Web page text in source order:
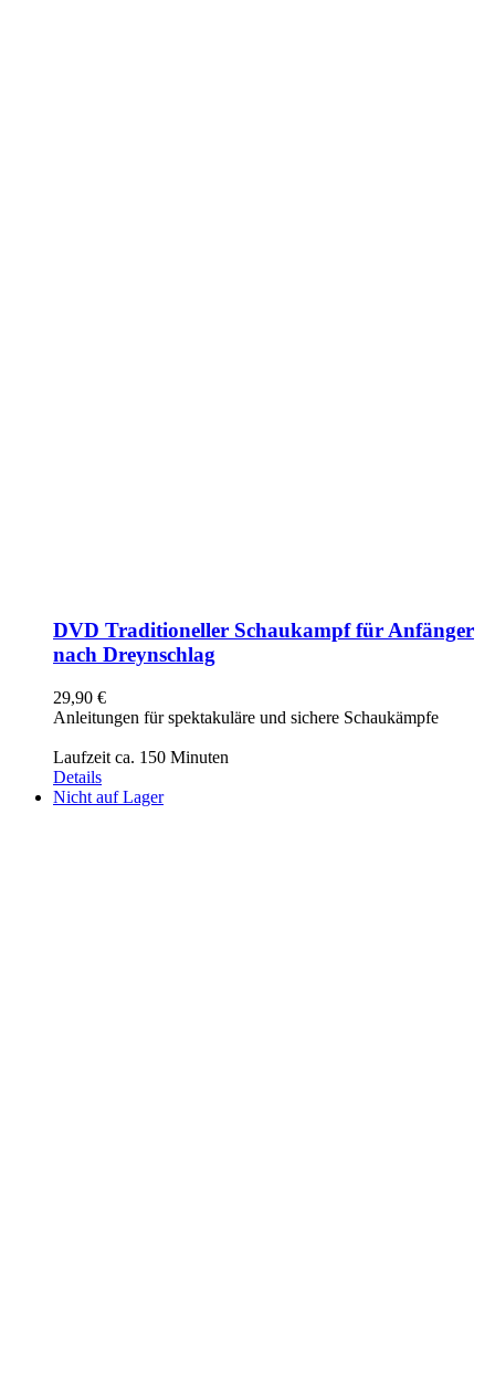
DVD Traditioneller Schaukampf für Anfänger
nach Dreynschlag
29,90 €
Anleitungen für spektakuläre und sichere Schaukämpfe
Laufzeit ca. 150 Minuten
Details
Nicht auf Lager